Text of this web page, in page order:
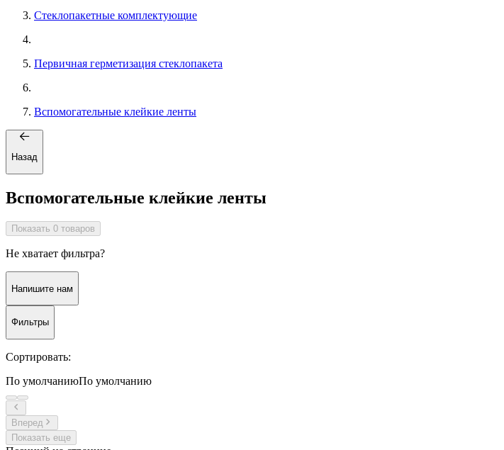
Стеклопакетные комплектующие
Первичная герметизация стеклопакета
Вспомогательные клейкие ленты
Назад
Вспомогательные клейкие ленты
Показать 0 товаров
Не хватает фильтра?
Напишите нам
Фильтры
Сортировать:
По умолчаниюПо умолчанию
Вперед
Показать еще